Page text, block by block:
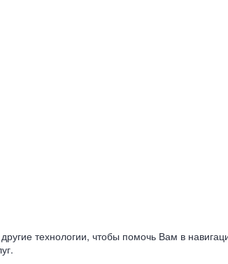
технологии, чтобы помочь Вам в